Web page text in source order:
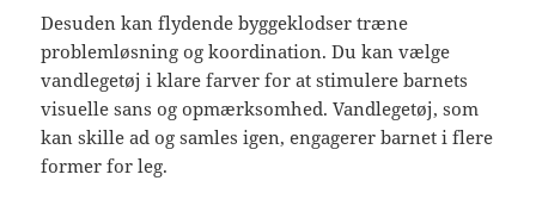
Desuden kan flydende byggeklodser træne
problemløsning og koordination. Du kan vælge
vandlegetøj i klare farver for at stimulere barnets
visuelle sans og opmærksomhed. Vandlegetøj, som
kan skille ad og samles igen, engagerer barnet i flere
former for leg.